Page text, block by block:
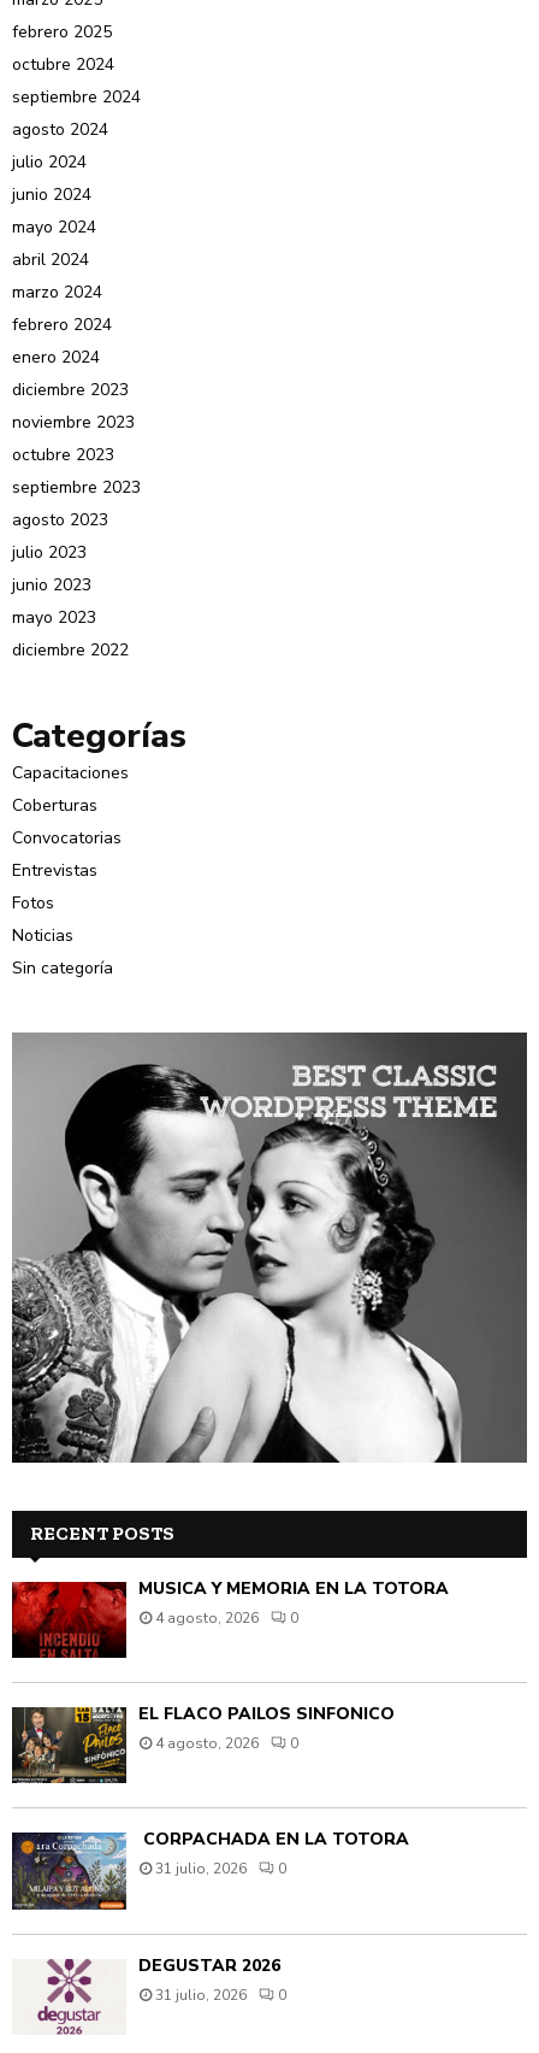
febrero 2025
octubre 2024
septiembre 2024
agosto 2024
julio 2024
junio 2024
mayo 2024
abril 2024
marzo 2024
febrero 2024
enero 2024
diciembre 2023
noviembre 2023
octubre 2023
septiembre 2023
agosto 2023
julio 2023
junio 2023
mayo 2023
diciembre 2022
Categorías
Capacitaciones
Coberturas
Convocatorias
Entrevistas
Fotos
Noticias
Sin categoría
RECENT POSTS
MÚSICA Y MEMORIA EN LA TOTORA
4 agosto, 2026 0
EL FLACO PAILOS SINFÓNICO
4 agosto, 2026 0
CORPACHADA EN LA TOTORA
31 julio, 2026 0
DEGUSTAR 2026
31 julio, 2026 0